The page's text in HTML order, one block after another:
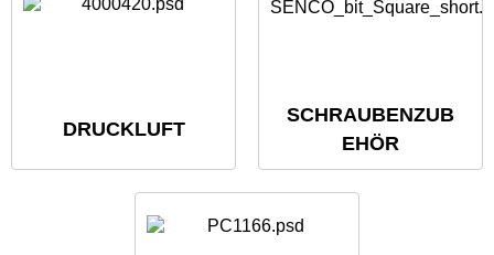
DRUCKLUFT
SCHRAUBENZUB
EHÖR